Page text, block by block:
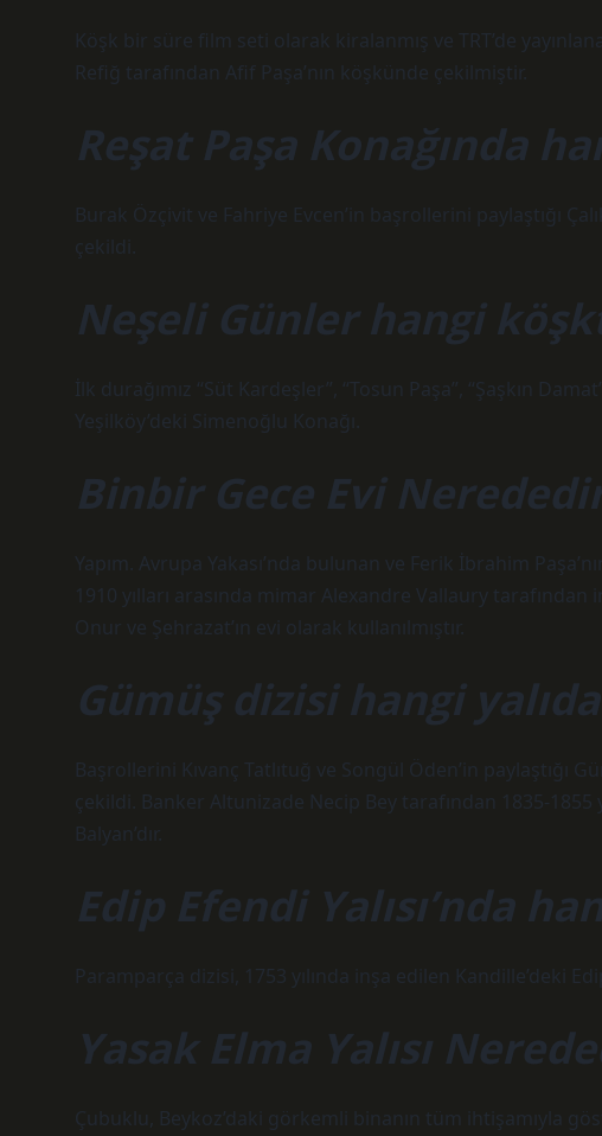
Köşk bir süre film seti olarak kiralanmış ve TRT’de
Refiğ tarafından Afif Paşa’nın köşkünde çekilmiştir.
Reşat Paşa Konağında
Burak Özçivit ve Fahriye Evcen’in başrollerini paylaştığı
çekildi.
Neşeli Günler hangi
İlk durağımız “Süt Kardeşler”, “Tosun Paşa”, “Şaşkın
Yeşilköy’deki Simenoğlu Konağı.
Binbir Gece Evi
Yapım. Avrupa Yakası’nda bulunan ve Ferik İbrahim
1910 yılları arasında mimar Alexandre Vallaury
Onur ve Şehrazat’ın evi olarak kullanılmıştır.
Gümüş dizisi hangi
Başrollerini Kıvanç Tatlıtuğ ve Songül Öden’in paylaştığı
çekildi. Banker Altunizade Necip Bey tarafından 1835-1855
Balyan’dır.
Edip Efendi Yalısı’nda
Paramparça dizisi, 1753 yılında inşa edilen Kandille’deki
Yasak Elma Yalısı
Çubuklu, Beykoz’daki görkemli binanın tüm ihtişamıyla